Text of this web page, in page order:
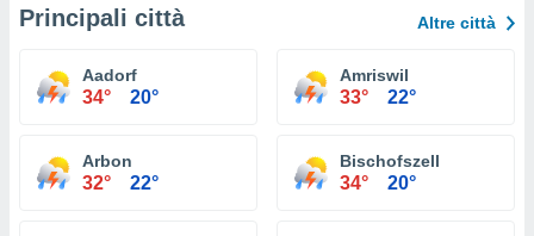
Principali città Altre città
Aadorf
34° 20°
Amriswil
33° 22°
Arbon
32° 22°
Bischofszell
34° 20°